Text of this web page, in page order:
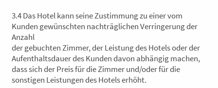
3.4 Das Hotel kann seine Zustimmung zu einer vom
Kunden gewünschten nachträglichen Verringerung der
Anzahl
der gebuchten Zimmer, der Leistung des Hotels oder der
Aufenthaltsdauer des Kunden davon abhängig machen,
dass sich der Preis fürdie Zimmer und/oder für die
sonstigen Leistungen des Hotels erhöht.